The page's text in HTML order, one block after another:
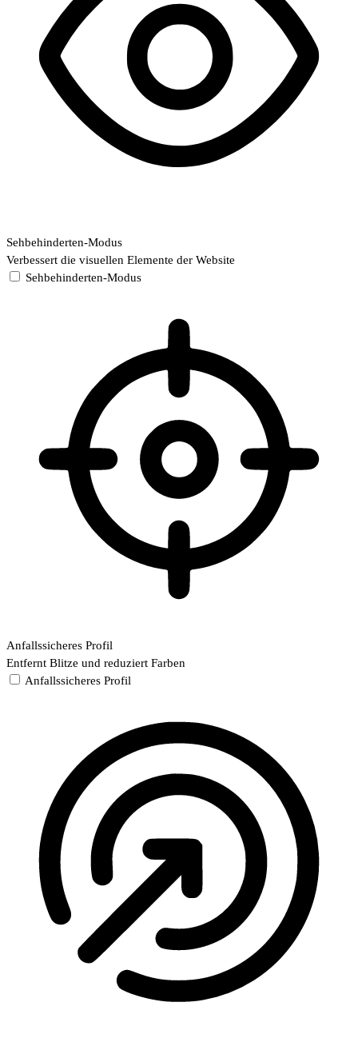
Sehbehinderten-Modus
Verbessert die visuellen Elemente der Website
Sehbehinderten-Modus
Anfallssicheres Profil
Entfernt Blitze und reduziert Farben
Anfallssicheres Profil